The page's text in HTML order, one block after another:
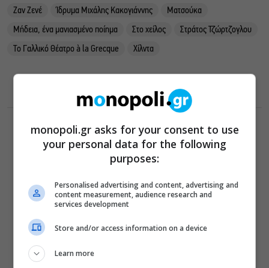
Ζαν Ζενέ
Ίδρυμα Μιχάλης Κακογιάννης
Ματσούκα
Μήδεια, ένα μανιασμένο ποίημα
Στο χείλος
Στράτος Τζώρτζογλου
Το Γαλλικό Θέατρο à la Grecque
Χίλντα
ΔΕΙΤΕ ΕΠΙΣΗΣ
επιμένουν; Τα λάθη που αφήνουν το
δέρμα εκτεθειμένο
Ακροναυπλίας με επικεφαλής τον
Θέατρο, συναυλίες, εκθέσεις: Τι
monopoli.gr asks for your consent to use
your personal data for the following
purposes:
Personalised advertising and content, advertising and
content measurement, audience research and
services development
Store and/or access information on a device
Learn more